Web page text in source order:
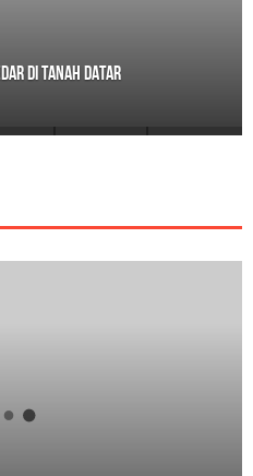
di Tanah Datar